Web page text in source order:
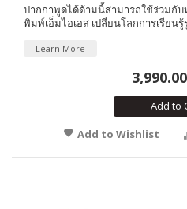
ปากกาพูดได้ด้ามนี้สามารถใช้ร่วมกั
พิมพ์เอ็มไอเอส เปลี่ยนโลกการเรีย
Learn More
Add to
Add to Wishlist